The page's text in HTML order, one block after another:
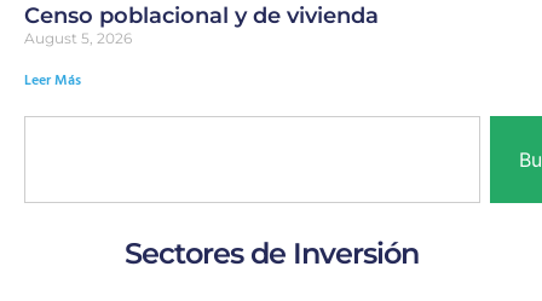
Censo poblacional y de vivienda
August 5, 2026
Leer Más
Sectores de Inversión